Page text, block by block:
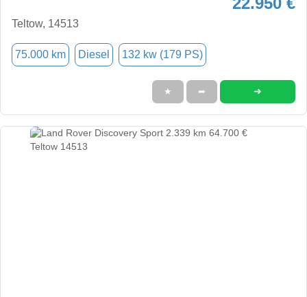
Teltow, 14513
75.000 km Diesel 132 kw (179 PS)
★ ➦ ➜